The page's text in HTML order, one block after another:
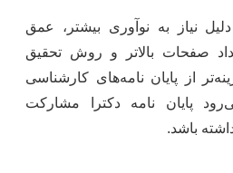
دلیل نیاز به نوآوری بیشتر، عمق
صفحات بالاتر و روش تحقیق
از پایان نامه‌های کارشناسی
پایان نامه دکترا مشارکت
باشد.